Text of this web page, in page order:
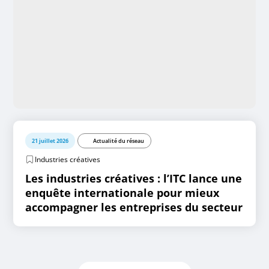
21 juillet 2026 Actualité du réseau
Industries créatives
Les industries créatives : l’ITC lance une
enquête internationale pour mieux
accompagner les entreprises du secteur